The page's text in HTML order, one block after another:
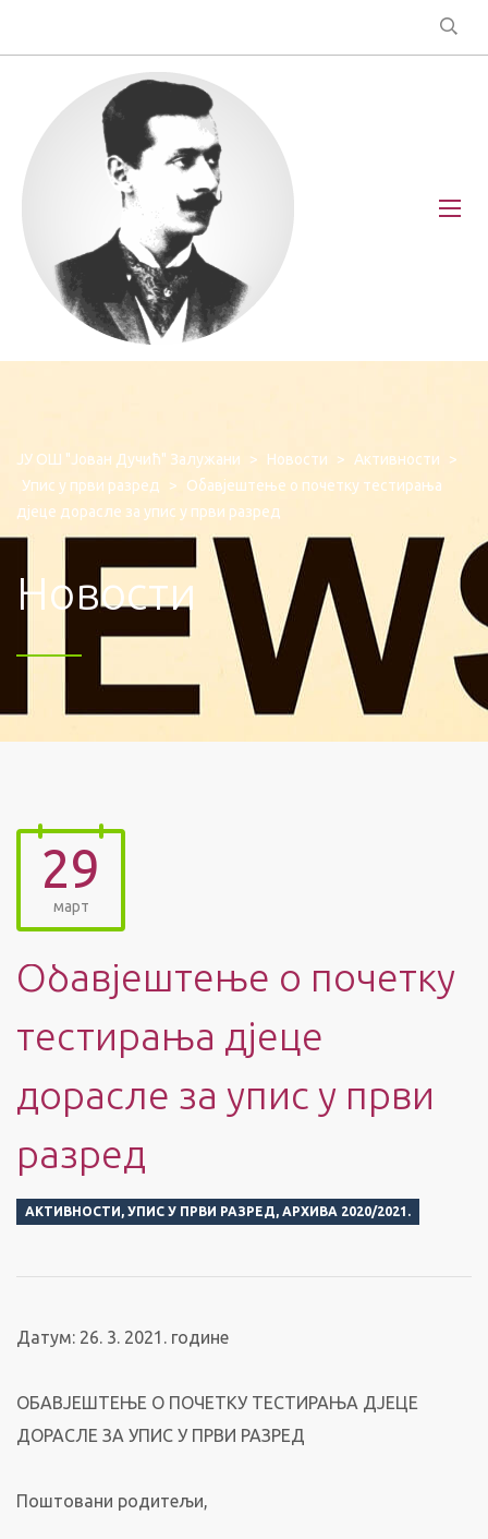
ЈУ ОШ "Јован Дучић" Залужани > Новости > Активности
>
Упис у први разред
>
Обавјештење о почетку тестирања
дјеце дорасле за упис у први разред
Новости
29
март
Обавјештење о почетку
тестирања дјеце
дорасле за упис у први
разред
АКТИВНОСТИ, УПИС У ПРВИ РАЗРЕД, АРХИВА 2020/2021.
Датум: 26. 3. 2021. године
OБАВЈЕШТЕЊЕ О ПОЧЕТКУ ТЕСТИРАЊА ДЈЕЦЕ
ДОРАСЛЕ ЗА УПИС У ПРВИ РАЗРЕД
Поштовани родитељи,